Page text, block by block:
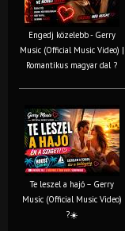
Engedj közelebb - Gerry
Music (Official Music Video) |
Romantikus magyar dal ?
Te leszel a hajó – Gerry
Music (Official Music Video)
?☀️